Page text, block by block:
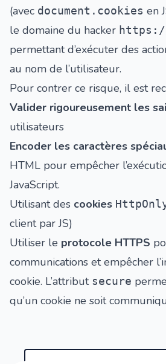
(avec document.cookies en
le domaine du hacker
permettant d’exécuter des
au nom de l’utilisateur.
Pour contrer ce risque, il est
Valider rigoureusement les
utilisateurs
Encoder les caractères
HTML pour empêcher
JavaScript.
Utilisant des cookies
client par JS)
Utiliser le protocole HTTPS
communications et empêcher
cookie. L’attribut secure
qu’un cookie ne soit